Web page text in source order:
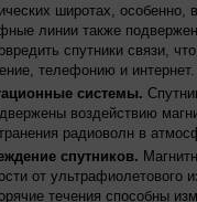
широтах,
линии также
спутники связи,
телефонию и интернет.
системы.
воздействию
радиоволн в
спутников.
от ультрафиолетового
течения способны